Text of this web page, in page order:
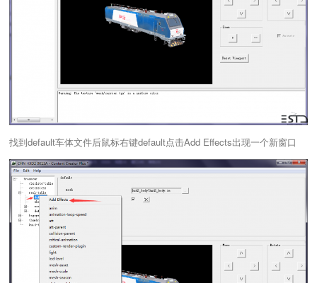
找到default车体文件后鼠标右键default点击Add Effects出现一个新窗口